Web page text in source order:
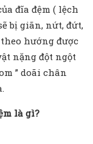
đĩa đệm ( lệch
bị giãn, nứt, đứt,
hướng được
nặng đột ngột
” doãi chân
là gì?